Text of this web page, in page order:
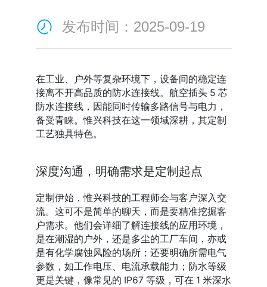
发布时间：2025-09-19
在工业、户外等复杂环境下，设备间的稳定连
接离不开高品质的防水连接线。航空插头 5 芯
防水连接线，因能同时传输多路信号与电力，
备受青睐。惟兴科技在这一领域深耕，其定制
工艺独具特色。
深度沟通，明确需求是定制起点
定制伊始，惟兴科技的工程师会与客户深入交
流。这可不是简单的聊天，而是要精准挖掘客
户需求。他们会详细了解连接线的应用环境，
是在潮湿的户外，还是多尘的工厂车间，亦或
是有化学腐蚀风险的场所；还要明确所需电气
参数，如工作电压、电流承载能力；防水等级
更是关键，像常见的 IP67 等级，可在 1 米深水